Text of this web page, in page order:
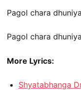
Pagol chara
Pagol chara
More Lyrics:
Shyatabhanga